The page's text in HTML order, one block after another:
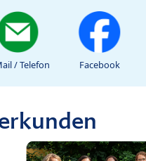
/ Telefon Facebook